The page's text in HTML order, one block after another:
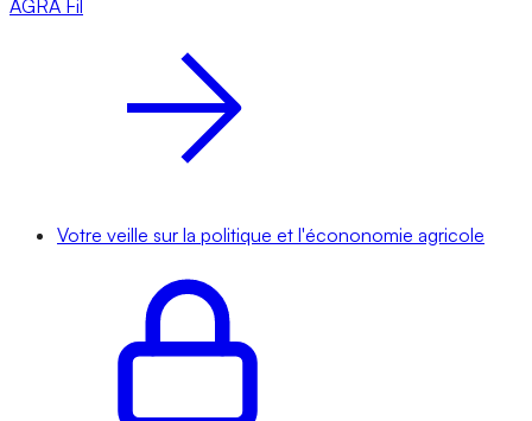
AGRA Fil
Votre veille sur la politique et l'écononomie agricole